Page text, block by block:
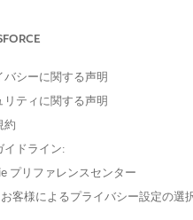
織は汎用の Salesforce 検証画
能と関連するVisualforceコンポ
ようにします。
Control のシングルサインオン
または OpenID Connect) が
サイトと統合アプリケーシ
バシーに関する声明
リティに関する声明
約
イドライン:
プリファレンスセンター
お客様によるプライバシー設定の選